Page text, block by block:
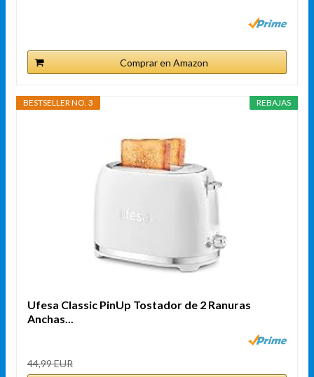
Comprar en Amazon
REBAJAS
BESTSELLER NO. 3
Ufesa Classic PinUp Tostador de 2 Ranuras
Anchas...
44,99 EUR